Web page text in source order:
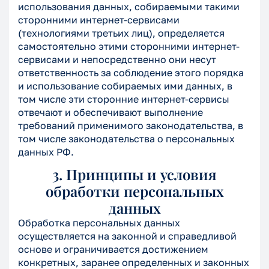
использования данных, собираемыми такими
сторонними интернет-сервисами
(технологиями третьих лиц), определяется
самостоятельно этими сторонними интернет-
сервисами и непосредственно они несут
ответственность за соблюдение этого порядка
и использование собираемых ими данных, в
том числе эти сторонние интернет-сервисы
отвечают и обеспечивают выполнение
требований применимого законодательства, в
том числе законодательства о персональных
данных РФ.
3. Принципы и условия
обработки персональных
данных
Обработка персональных данных
осуществляется на законной и справедливой
основе и ограничивается достижением
конкретных, заранее определенных и законных